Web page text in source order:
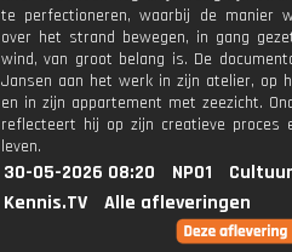
te perfectioneren, waarbij de manier
over het strand bewegen, in gang
wind, van groot belang is. De
Jansen aan het werk in zijn atelier, op
en in zijn appartement met zeezicht.
reflecteert hij op zijn creatieve proces
leven.
30-05-2026 08:20 NPO1
Kennis.TV
Alle afleveringen